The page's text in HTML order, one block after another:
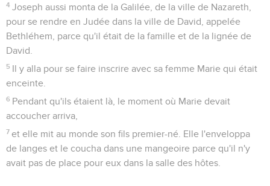
4 Joseph aussi monta de la Galilée, de la ville de Nazareth,
pour se rendre en Judée dans la ville de David, appelée
Bethléhem, parce qu'il était de la famille et de la lignée de
David.
5 Il y alla pour se faire inscrire avec sa femme Marie qui était
enceinte.
6 Pendant qu'ils étaient là, le moment où Marie devait
accoucher arriva,
7 et elle mit au monde son fils premier-né. Elle l'enveloppa
de langes et le coucha dans une mangeoire parce qu'il n'y
avait pas de place pour eux dans la salle des hôtes.